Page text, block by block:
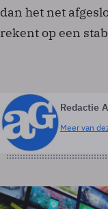
dan het net
rekent op een
Redactie
Meer van